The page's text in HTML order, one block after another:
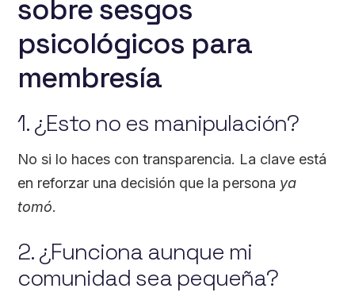
sobre sesgos
psicológicos para
membresía
1. ¿Esto no es manipulación?
No si lo haces con transparencia. La clave está
en reforzar una decisión que la persona ya
tomó.
2. ¿Funciona aunque mi
comunidad sea pequeña?